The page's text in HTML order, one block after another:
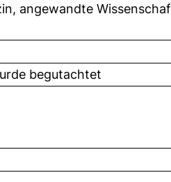
angewandte
begutachtet